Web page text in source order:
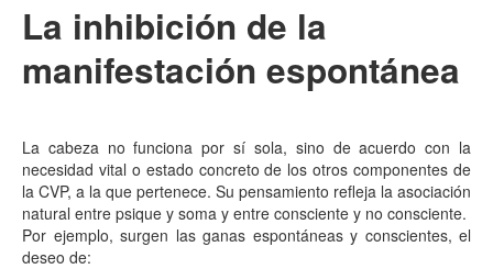
La inhibición de la
manifestación espontánea
La cabeza no funciona por sí sola, sino de acuerdo con la
necesidad vital o estado concreto de los otros componentes de
la CVP, a la que pertenece. Su pensamiento refleja la asociación
natural entre psique y soma y entre consciente y no consciente.
Por ejemplo, surgen las ganas espontáneas y conscientes, el
deseo de: